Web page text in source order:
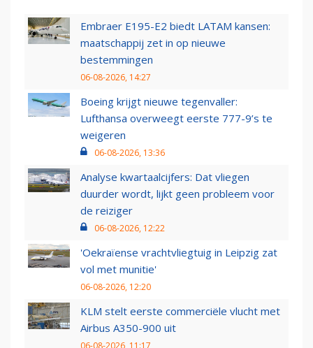
Embraer E195-E2 biedt LATAM kansen:
maatschappij zet in op nieuwe
bestemmingen
06-08-2026, 14:27
Boeing krijgt nieuwe tegenvaller:
Lufthansa overweegt eerste 777-9’s te
weigeren
06-08-2026, 13:36
Analyse kwartaalcijfers: Dat vliegen
duurder wordt, lijkt geen probleem voor
de reiziger
06-08-2026, 12:22
'Oekraïense vrachtvliegtuig in Leipzig zat
vol met munitie'
06-08-2026, 12:20
KLM stelt eerste commerciële vlucht met
Airbus A350-900 uit
06-08-2026, 11:17